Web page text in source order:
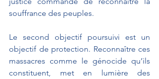
souffrance des peuples.
Le second objectif poursuivi est un
objectif de protection. Reconnaître ces
massacres comme le génocide qu’ils
constituent, met en lumière des